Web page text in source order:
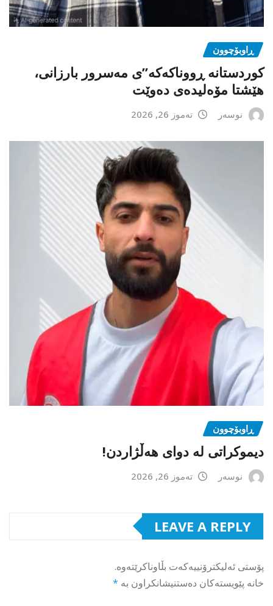
ڕاوبۆچوون
کوردستانە ڕووناکەکە”ی مەسرور بارزانی،
هێشتا مۆەلیدەی دەوێت
نوسەر تەموز 26, 2026
ڕاوبۆچوون
دیموکراتی لە دوای هەڵژاردن!
نوسەر تەموز 26, 2026
LEAVE A REPLY
پۆستی ئەلیکترۆنییەکەت بڵاوناکرێتەوە.
خانە پێویستەکان دەستنیشانکراون بە *